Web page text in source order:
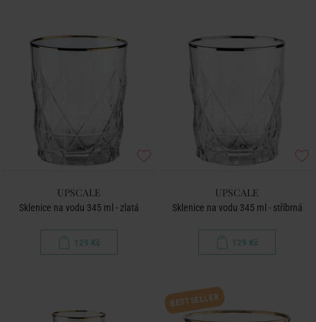
UPSCALE
Sklenice na vodu 345 ml - zlatá
129 Kč
UPSCALE
Sklenice na vodu 345 ml - stříbrná
129 Kč
BESTSELLER